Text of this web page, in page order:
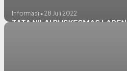
Informasi • 28 Juli 2022
TATA NILAI PUSKESMAS LAREN